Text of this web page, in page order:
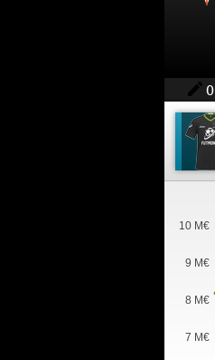
0
7 M€
8 M€
9 M€
10 M€